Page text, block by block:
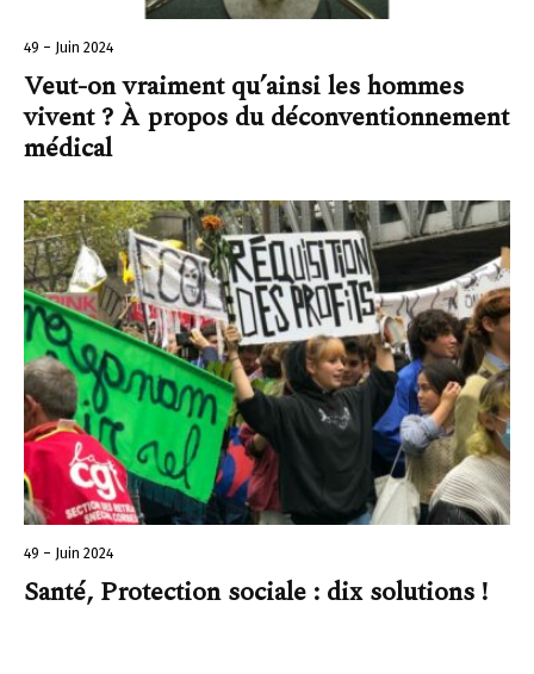
49 – Juin 2024
Veut-on vraiment qu’ainsi les hommes
vivent ? À propos du déconventionnement
médical
49 – Juin 2024
Santé, Protection sociale : dix solutions !